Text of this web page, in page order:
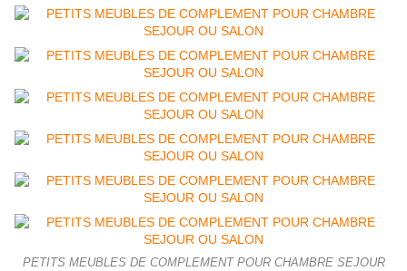
PETITS MEUBLES DE COMPLEMENT POUR CHAMBRE SEJOUR